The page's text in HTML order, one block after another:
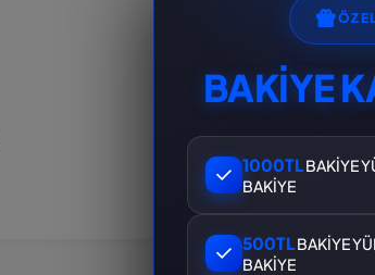
BAKİYE
1000TLBAKİYE
BAKİYE
500TLBAKİYE
BAKİYE